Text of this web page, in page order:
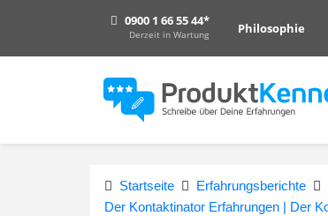
0900 1 66 55 44*
Derzeit in Wartung Philosophie
Startseite Erfahrungsberichte
Der Kontaktinator Erfahrungen | Der